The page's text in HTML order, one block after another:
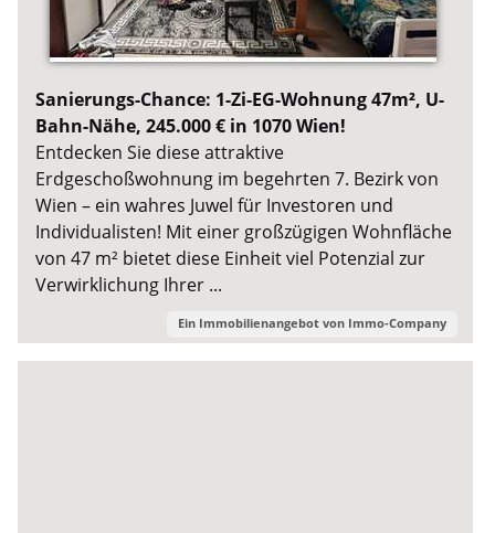
Sanierungs-Chance: 1-Zi-EG-Wohnung 47m², U-
Bahn-Nähe, 245.000 € in 1070 Wien!
Entdecken Sie diese attraktive
Erdgeschoßwohnung im begehrten 7. Bezirk von
Wien – ein wahres Juwel für Investoren und
Individualisten! Mit einer großzügigen Wohnfläche
von 47 m² bietet diese Einheit viel Potenzial zur
Verwirklichung Ihrer ...
Ein Immobilienangebot von Immo-Company